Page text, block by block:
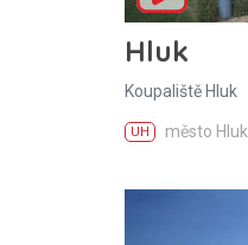
Hluk
Koupaliště Hluk
UH město Hluk